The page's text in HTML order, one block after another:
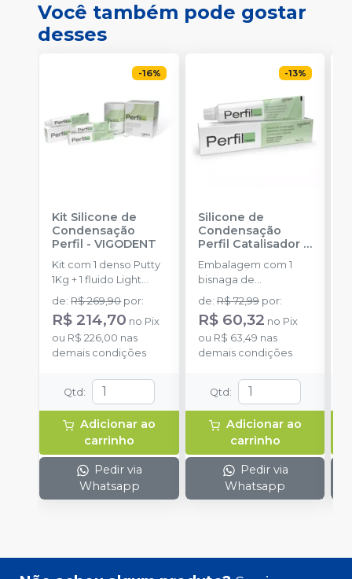
Você também pode gostar
desses
-16%
Kit Silicone de
Condensação
Perfil -VIGODENT
Kit com 1 denso Putty
1Kg + 1 fluido Light
Body 120g + 1
catalisador 60ml.
de:R$ 269,90 por:
R$ 214,70 no Pix
ou R$ 226,00 nas
demais condições
Qtd :
Adicionar ao
carrinho
Pedir via
Whatsapp
-13%
Silicone de
Condensação
Perfil Catalisador-
VIGODENT
Embalagem com 1
bisnaga de
catalisador com 50g.
de: R$ 72,99 por:
R$ 60,32 no Pix
ou R$ 63,49 nas
demais condições
Qtd :
Adicionar ao
carrinho
Pedir via
Whatsapp